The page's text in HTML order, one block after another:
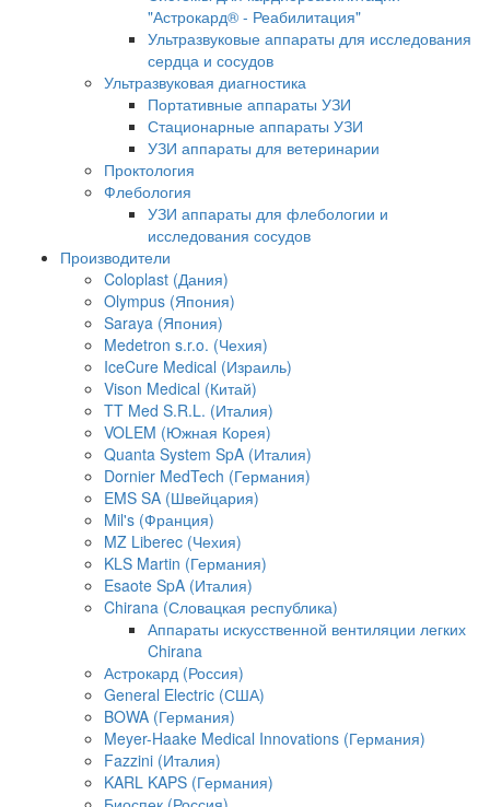
"Астрокард® - Реабилитация"
Ультразвуковые аппараты для исследования
сердца и сосудов
Ультразвуковая диагностика
Портативные аппараты УЗИ
Стационарные аппараты УЗИ
УЗИ аппараты для ветеринарии
Проктология
Флебология
УЗИ аппараты для флебологии и
исследования сосудов
Производители
Coloplast (Дания)
Olympus (Япония)
Saraya (Япония)
Medetron s.r.o. (Чехия)
IceCure Medical (Израиль)
Vison Medical (Китай)
TT Med S.R.L. (Италия)
VOLEM (Южная Корея)
Quanta System SpA (Италия)
Dornier MedTech (Германия)
EMS SA (Швейцария)
Mil's (Франция)
MZ Liberec (Чехия)
KLS Martin (Германия)
Esaote SpA (Италия)
Chirana (Словацкая республика)
Аппараты искусственной вентиляции легких
Chirana
Астрокард (Россия)
General Electric (США)
BOWA (Германия)
Meyer-Haake Medical Innovations (Германия)
Fazzini (Италия)
KARL KAPS (Германия)